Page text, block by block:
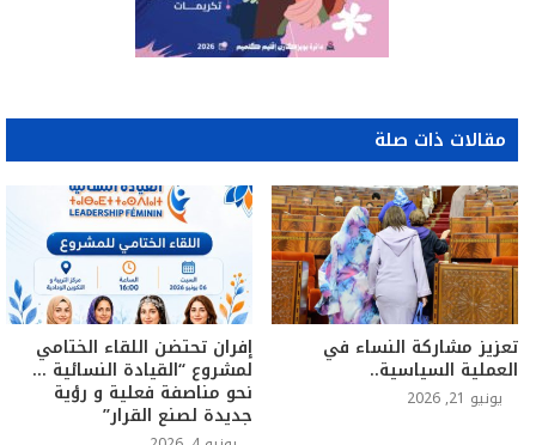
مقالات ذات صلة
تعزيز مشاركة النساء في
العملية السياسية..
يونيو 21, 2026
إفران تحتضن اللقاء الختامي
لمشروع “القيادة النسائية …
نحو مناصفة فعلية و رؤية
جديدة لصنع القرار”